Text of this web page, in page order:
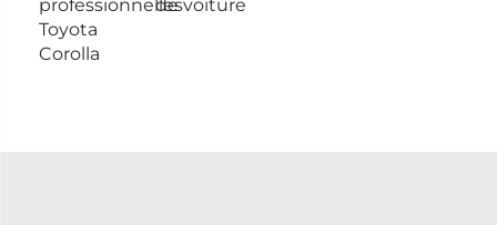
professionnelles
Toyota
Corolla
de voiture